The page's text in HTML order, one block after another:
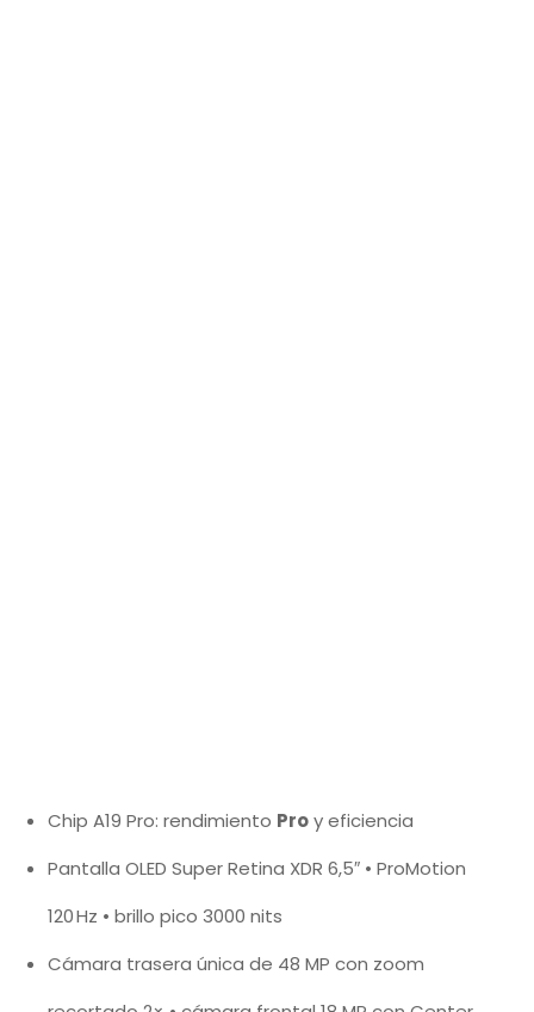
Chip A19 Pro: rendimiento Proy eficiencia
Pantalla OLED Super Retina XDR 6,5″ • ProMotion
120 Hz • brillo pico 3000 nits
Cámara trasera única de 48 MP con zoom